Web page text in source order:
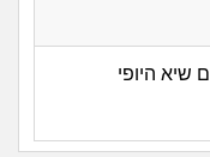
שיא היופי